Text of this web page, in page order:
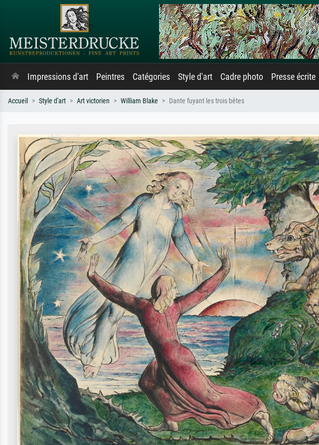
Impressions d'art Peintres Catégories Style d'art Cadre photo Presse écrite
Accueil Style d'art Art victorien William Blake Dante fuyant les trois bêtes